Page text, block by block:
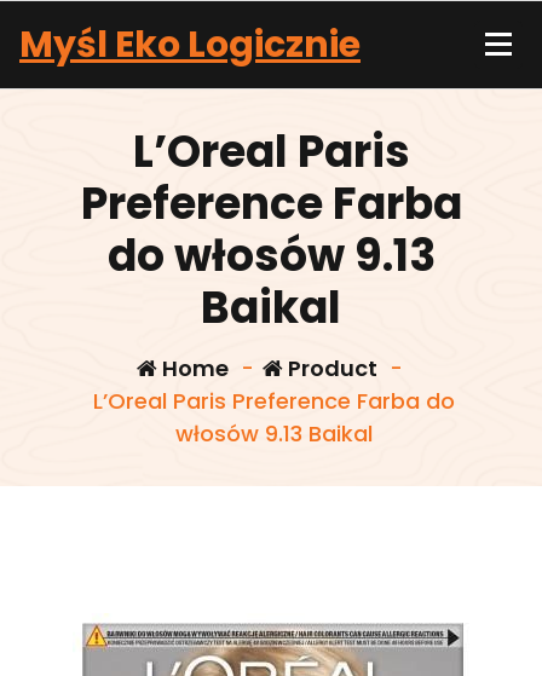
content
Myśl Eko Logicznie
L’Oreal Paris
Preference Farba
do włosów 9.13
Baikal
Home- Product -
L’Oreal Paris Preference Farba do
włosów 9.13 Baikal